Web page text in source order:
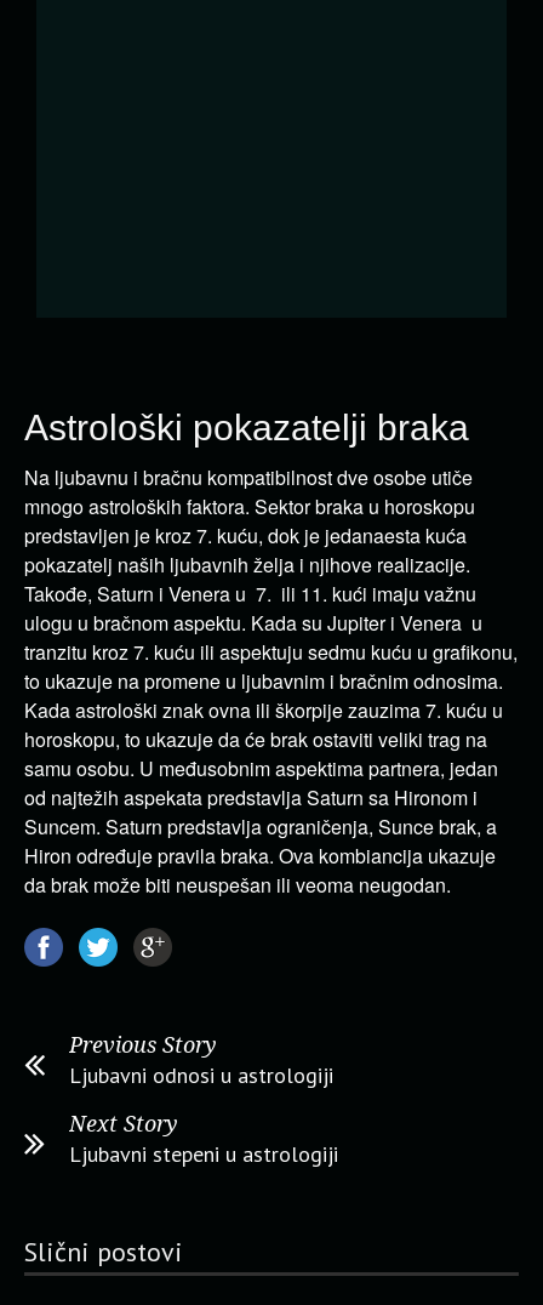
Astrološki pokazatelji braka
Na ljubavnu i bračnu kompatibilnost dve osobe utiče
mnogo astroloških faktora. Sektor braka u horoskopu
predstavljen je kroz 7. kuću, dok je jedanaesta kuća
pokazatelj naših ljubavnih želja i njihove realizacije.
Takođe, Saturn i Venera u 7. ili 11. kući imaju važnu
ulogu u bračnom aspektu. Kada su Jupiter i Venera u
tranzitu kroz 7. kuću ili aspektuju sedmu kuću u grafikonu,
to ukazuje na promene u ljubavnim i bračnim odnosima.
Kada astrološki znak ovna ili škorpije zauzima 7. kuću u
horoskopu, to ukazuje da će brak ostaviti veliki trag na
samu osobu. U međusobnim aspektima partnera, jedan
od najtežih aspekata predstavlja Saturn sa Hironom i
Suncem. Saturn predstavlja ograničenja, Sunce brak, a
Hiron određuje pravila braka. Ova kombiancija ukazuje
da brak može biti neuspešan ili veoma neugodan.
Previous Story
Ljubavni odnosi u astrologiji
Next Story
Ljubavni stepeni u astrologiji
Slični postovi